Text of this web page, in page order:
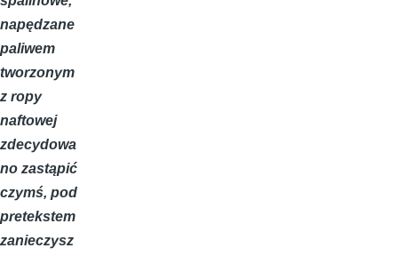
napędzane
paliwem
tworzonym
z ropy
naftowej
zdecydowa
no zastąpić
czymś, pod
pretekstem
zanieczysz